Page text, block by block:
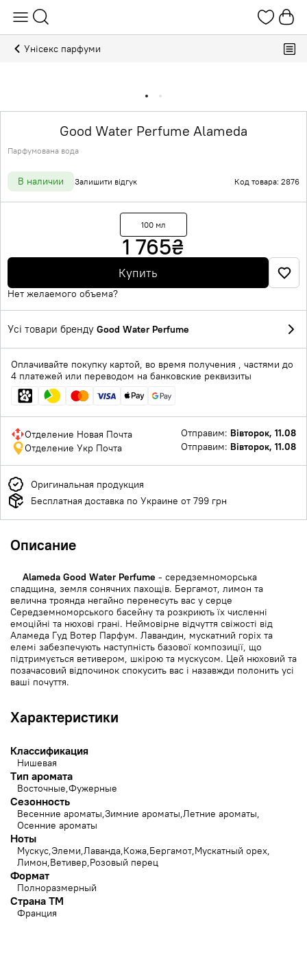
Унісекс парфуми
Good Water Perfume Alameda
Парфумована вода
В наличии Залишити відгук Код товара: 2876
100 мл
1 765₴
Купить
Нет желаемого объема?
Усі товари бренду Good Water Perfume
Оплачивайте покупку картой, во время получения , частями до
4 платежей или переводом на банковские реквизиты
Отделение Новая Почта Отправим: Вівторок, 11.08
Отделение Укр Почта
Отправим: Вівторок, 11.08
Оригинальная продукция
Бесплатная доставка по Украине от 799 грн
Описание
Alameda Good Water Perfume - середземноморська
спадщина, земля сонячних пахощів. Бергамот, лимон та
велична троянда негайно перенесуть вас у серце
Середземноморського басейну та розкриють їх численні
емоційні та нюхові грані. Неймовірне відчуття свіжості від
Аламеда Гуд Вотер Парфум. Лавандин, мускатний горіх та
елемі забезпечують наступність базової композиції, що
підтримується ветивером, шкірою та мускусом. Цей нюховий та
позачасовий відпочинок спокусить вас і назавжди полонить усі
ваші почуття.
Характеристики
Классификация
Нишевая
Тип аромата
Восточные Фужерные
Сезонность
Весенние ароматы Зимние ароматы Летние ароматы
Осенние ароматы
Ноты
Мускус Элеми Лаванда Кожа Бергамот Мускатный орех
Лимон Ветивер Розовый перец
Формат
Полноразмерный
Страна ТМ
Франция